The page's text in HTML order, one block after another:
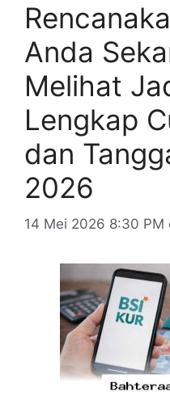
Anda
Melihat
Lengkap
dan
2026
14 Mei 2026 8:30 PM